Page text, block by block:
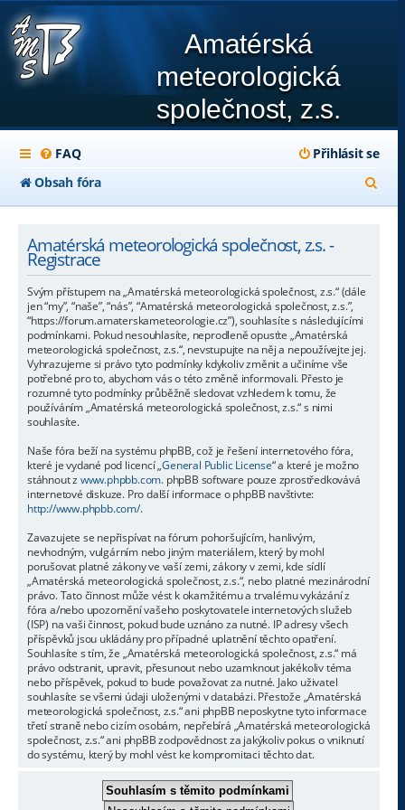
Amatérská
meteorologická
společnost, z.s.
FAQ
Přihlásit se
Obsah fóra
l
Amatérská meteorologická společnost, z.s. -
Registrace
Svým přístupem na „Amatérská meteorologická společnost, z.s.“ (dále
jen “my”, “naše”, “nás”, “Amatérská meteorologická společnost, z.s.”,
“https://forum.amaterskameteorologie.cz”), souhlasíte s následujícími
podmínkami. Pokud nesouhlasíte, neprodleně opusťte „Amatérská
meteorologická společnost, z.s.“, nevstupujte na něj a nepoužívejte jej.
Vyhrazujeme si právo tyto podmínky kdykoliv změnit a učiníme vše
potřebné pro to, abychom vás o této změně informovali. Přesto je
rozumné tyto podmínky průběžně sledovat vzhledem k tomu, že
používáním „Amatérská meteorologická společnost, z.s.“ s nimi
souhlasíte.
Naše fóra beží na systému phpBB, což je řešení internetového fóra,
které je vydané pod licencí „General Public License“ a které je možno
stáhnout z www.phpbb.com. phpBB software pouze zprostředkovává
internetové diskuze. Pro další informace o phpBB navštivte:
http://www.phpbb.com/.
Zavazujete se nepřispívat na fórum pohoršujícím, hanlivým,
nevhodným, vulgárním nebo jiným materiálem, který by mohl
porušovat platné zákony ve vaší zemi, zákony v zemi, kde sídlí
„Amatérská meteorologická společnost, z.s.“, nebo platné mezinárodní
právo. Tato činnost může vést k okamžitému a trvalému vykázání z
fóra a/nebo upozornění vašeho poskytovatele internetových služeb
(ISP) na vaši činnost, pokud bude uznáno za nutné. IP adresy všech
příspěvků jsou ukládány pro případné uplatnění těchto opatření.
Souhlasíte s tím, že „Amatérská meteorologická společnost, z.s.“ má
právo odstranit, upravit, přesunout nebo uzamknout jakékoliv téma
nebo příspěvek, pokud to bude považovat za nutné. Jako uživatel
souhlasíte se všemi údaji uloženými v databázi. Přestože „Amatérská
meteorologická společnost, z.s.“ ani phpBB neposkytne tyto informace
třetí straně nebo cizím osobám, nepřebírá „Amatérská meteorologická
společnost, z.s.“ ani phpBB zodpovědnost za jakýkoliv pokus o vniknutí
do systému, který by mohl vést ke kompromitaci těchto dat.